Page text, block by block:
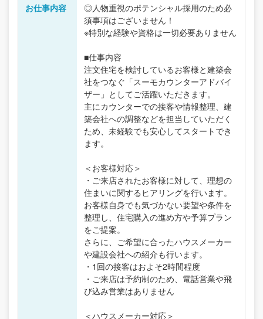
お仕事内容
◎人物重視のポテンシャル採用のため必
須事項はございません！
※特別な経験や資格は一切必要ありません
■仕事内容
注文住宅を検討しているお客様と建築会
社をつなぐ「スーモカウンターアドバイ
ザー」としてご活躍いただきます。
主にカウンターでの接客や情報整理、建
築会社への調整などを担当していただく
ため、未経験でも安心してスタートでき
ます。
＜お客様対応＞
・ご来店されたお客様に対して、理想の
住まいに関するヒアリングを行います。
お客様自身でも気づかない要望や条件を
整理し、住宅購入の進め方や予算プラン
をご提案。
さらに、ご希望に合ったハウスメーカー
や建設会社への紹介も行います。
・1回の接客はおよそ2時間程度
・ご来店は予約制のため、電話営業や飛
び込み営業はありません
＜ハウスメーカー対応＞